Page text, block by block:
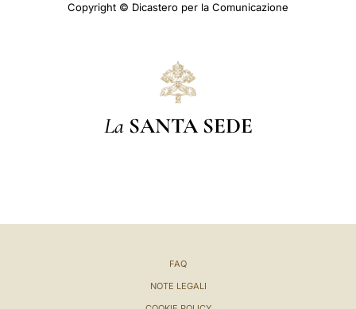
Copyright © Dicastero per la Comunicazione
La SANTA SEDE
FAQ
NOTE LEGALI